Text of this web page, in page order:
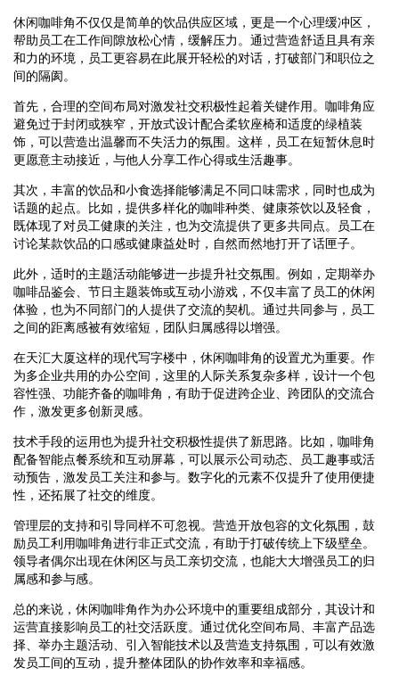
休闲咖啡角不仅仅是简单的饮品供应区域，更是一个心理缓冲区，
帮助员工在工作间隙放松心情，缓解压力。通过营造舒适且具有亲
和力的环境，员工更容易在此展开轻松的对话，打破部门和职位之
间的隔阂。
首先，合理的空间布局对激发社交积极性起着关键作用。咖啡角应
避免过于封闭或狭窄，开放式设计配合柔软座椅和适度的绿植装
饰，可以营造出温馨而不失活力的氛围。这样，员工在短暂休息时
更愿意主动接近，与他人分享工作心得或生活趣事。
其次，丰富的饮品和小食选择能够满足不同口味需求，同时也成为
话题的起点。比如，提供多样化的咖啡种类、健康茶饮以及轻食，
既体现了对员工健康的关注，也为交流提供了更多共同点。员工在
讨论某款饮品的口感或健康益处时，自然而然地打开了话匣子。
此外，适时的主题活动能够进一步提升社交氛围。例如，定期举办
咖啡品鉴会、节日主题装饰或互动小游戏，不仅丰富了员工的休闲
体验，也为不同部门的人提供了交流的契机。通过共同参与，员工
之间的距离感被有效缩短，团队归属感得以增强。
在天汇大厦这样的现代写字楼中，休闲咖啡角的设置尤为重要。作
为多企业共用的办公空间，这里的人际关系复杂多样，设计一个包
容性强、功能齐备的咖啡角，有助于促进跨企业、跨团队的交流合
作，激发更多创新灵感。
技术手段的运用也为提升社交积极性提供了新思路。比如，咖啡角
配备智能点餐系统和互动屏幕，可以展示公司动态、员工趣事或活
动预告，激发员工关注和参与。数字化的元素不仅提升了使用便捷
性，还拓展了社交的维度。
管理层的支持和引导同样不可忽视。营造开放包容的文化氛围，鼓
励员工利用咖啡角进行非正式交流，有助于打破传统上下级壁垒。
领导者偶尔出现在休闲区与员工亲切交流，也能大大增强员工的归
属感和参与感。
总的来说，休闲咖啡角作为办公环境中的重要组成部分，其设计和
运营直接影响员工的社交活跃度。通过优化空间布局、丰富产品选
择、举办主题活动、引入智能技术以及营造支持氛围，可以有效激
发员工间的互动，提升整体团队的协作效率和幸福感。